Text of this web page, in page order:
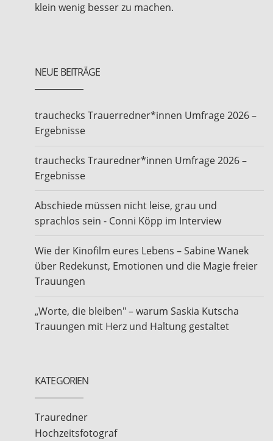
klein wenig besser zu machen.
NEUE BEITRÄGE
trauchecks Trauerredner*innen Umfrage 2026 –
Ergebnisse
trauchecks Trauredner*innen Umfrage 2026 –
Ergebnisse
Abschiede müssen nicht leise, grau und
sprachlos sein - Conni Köpp im Interview
Wie der Kinofilm eures Lebens – Sabine Wanek
über Redekunst, Emotionen und die Magie freier
Trauungen
„Worte, die bleiben" – warum Saskia Kutscha
Trauungen mit Herz und Haltung gestaltet
KATEGORIEN
Trauredner
Hochzeitsfotograf